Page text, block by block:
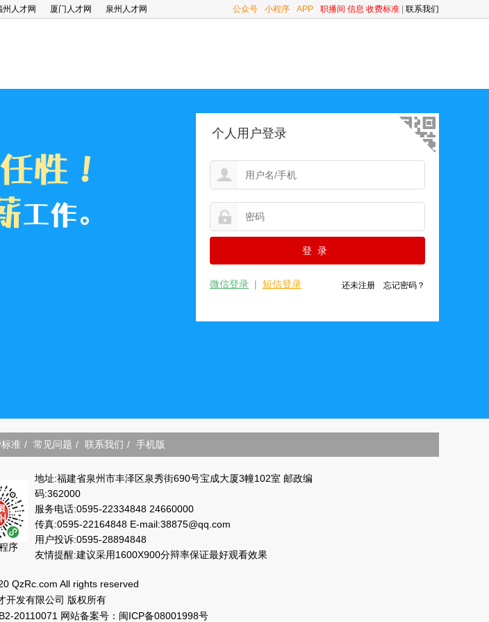
公众号 小程序 APP 职播间 信息 收费标准 联系我们
州人才网 厦门人才网 泉州人才网
个人用户登录
微信登录 | 短信登录 还未注册 忘记密码？
准 / 常见问题 / 联系我们 / 手机版
序
地址:福建省泉州市丰泽区泉秀街690号宝成大厦3幢102室 邮政编
码:362000
服务电话:0595-22334848 24660000
传真:0595-22164848 E-mail:38875@qq.com
用户投诉:0595-28894848
友情提醒:建议采用1600X900分辩率保证最好观看效果
QzRc.com All rights reserved
开发有限公司 版权所有
20110071 网站备案号：闽ICP备08001998号